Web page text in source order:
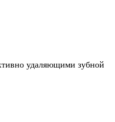
удаляющими зубной